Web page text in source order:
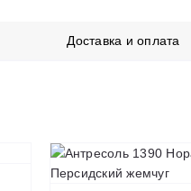
Доставка и оплата